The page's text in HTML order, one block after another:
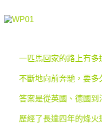
一匹馬回家的路上有多
不斷地向前奔馳，要多
答案是從英國、德國到
歷經了長達四年的烽火